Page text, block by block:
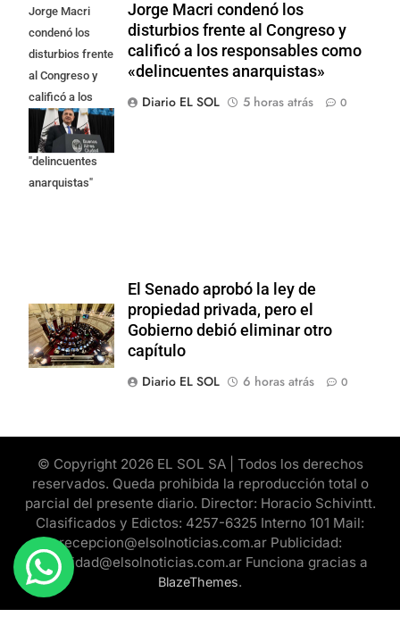
Jorge Macri
condenó los
disturbios frente
al Congreso y
calificó a los
responsables
como
"delincuentes
anarquistas"
Jorge Macri condenó los
disturbios frente al Congreso y
calificó a los responsables como
«delincuentes anarquistas»
Diario EL SOL
5 horas atrás 0
El Senado aprobó la ley de
propiedad privada, pero el
Gobierno debió eliminar otro
capítulo
Diario EL SOL
6 horas atrás 0
© Copyright 2026 EL SOL SA | Todos los derechos
reservados. Queda prohibida la reproducción total o
parcial del presente diario. Director: Horacio Schivintt.
Clasificados y Edictos: 4257-6325 Interno 101 Mail:
recepcion@elsolnoticias.com.ar Publicidad:
publicidad@elsolnoticias.com.ar Funciona gracias a
BlazeThemes.